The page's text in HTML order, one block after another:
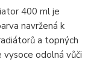
400 ml je
navržená k
a topných
odolná vůči